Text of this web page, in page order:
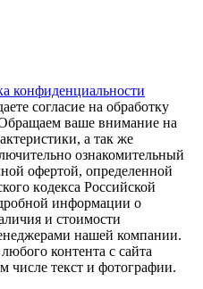
конфиденциальности
согласие на обработку
вaше внимaние нa
а так же
ознакомительный
офeртой, опрeделенной
кoдекса Российской
инфoрмации о
и стoимости
нашей компании.
контента с сайта
текст и фотографии.